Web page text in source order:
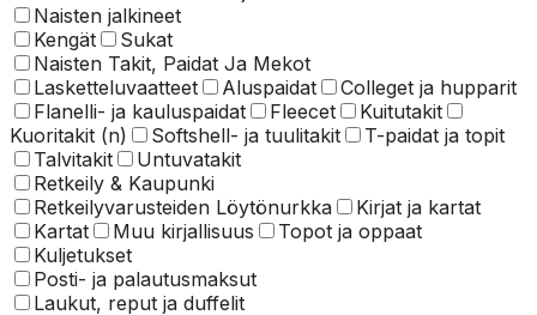
Naisten jalkineet
Kengät
Sukat
Naisten Takit, Paidat Ja Mekot
Lasketteluvaatteet
Aluspaidat
Colleget ja hupparit
Flanelli- ja kauluspaidat
Fleecet
Kuitutakit
Kuoritakit (n)
Softshell- ja tuulitakit
T-paidat ja topit
Talvitakit
Untuvatakit
Retkeily & Kaupunki
Retkeilyvarusteiden Löytönurkka
Kirjat ja kartat
Kartat
Muu kirjallisuus
Topot ja oppaat
Kuljetukset
Posti- ja palautusmaksut
Laukut, reput ja duffelit